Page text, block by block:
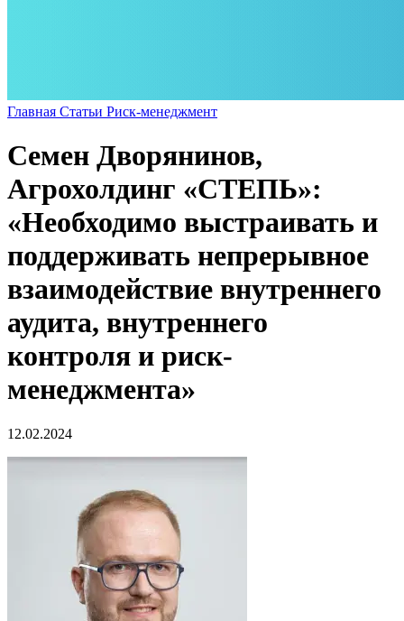
Главная Статьи Риск-менеджмент
Семен Дворянинов,
Агрохолдинг «СТЕПЬ»:
«Необходимо выстраивать и
поддерживать непрерывное
взаимодействие внутреннего
аудита, внутреннего
контроля и риск-
менеджмента»
12.02.2024